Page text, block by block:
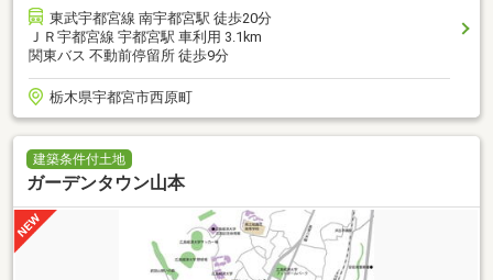
東武宇都宮線 南宇都宮駅 徒歩20分
ＪＲ宇都宮線 宇都宮駅 車利用 3.1km
関東バス 不動前停留所 徒歩9分
栃木県宇都宮市西原町
建築条件付土地
ガーデンタウン山本